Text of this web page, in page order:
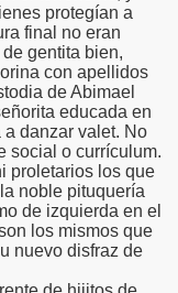
protegían a
final no eran
gentita bien,
con apellidos
de Abimael
educada en
danzar valet. No
social o currículum.
proletarios los que
noble pituquería
de izquierda en el
los mismos que
nuevo disfraz de